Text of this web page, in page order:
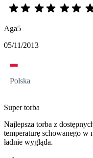
Aga5
05/11/2013
Polska
Super torba
Najlepsza torba z
temperaturę schowanego
ładnie wygląda.